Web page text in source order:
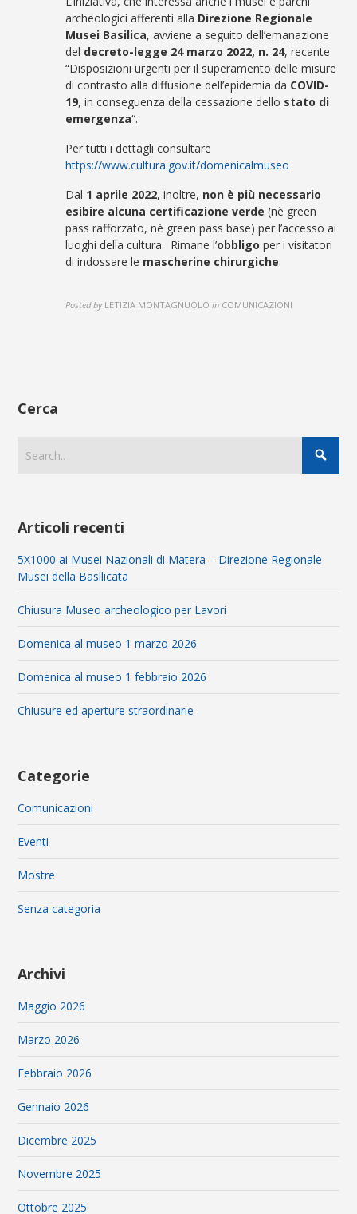
archeologici afferenti alla Direzione Regionale
Musei Basilica, avviene a seguito dell’emanazione
del decreto-legge 24 marzo 2022, n. 24, recante
“Disposizioni urgenti per il superamento delle misure
di contrasto alla diffusione dell’epidemia da COVID-
19, in conseguenza della cessazione dello stato di
emergenza“.
Per tutti i dettagli consultare
https://www.cultura.gov.it/domenicalmuseo
Dal 1 aprile 2022, inoltre, non è più necessario
esibire alcuna certificazione verde (nè green
pass rafforzato, nè green pass base) per l’accesso ai
luoghi della cultura. Rimane l’obbligo per i visitatori
di indossare le mascherine chirurgiche.
Posted by LETIZIA MONTAGNUOLO in COMUNICAZIONI
Cerca
Articoli recenti
5X1000 ai Musei Nazionali di Matera – Direzione Regionale
Musei della Basilicata
Chiusura Museo archeologico per Lavori
Domenica al museo 1 marzo 2026
Domenica al museo 1 febbraio 2026
Chiusure ed aperture straordinarie
Categorie
Comunicazioni
Eventi
Mostre
Senza categoria
Archivi
Maggio 2026
Marzo 2026
Febbraio 2026
Gennaio 2026
Dicembre 2025
Novembre 2025
Ottobre 2025